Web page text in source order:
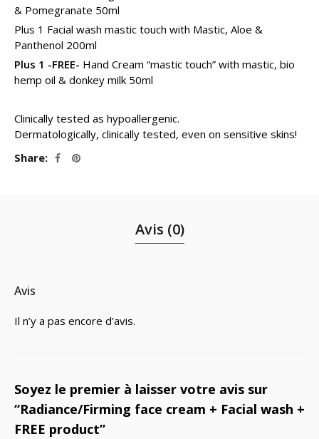
& Pomegranate 50ml
Plus 1 Facial wash mastic touch with Mastic, Aloe &
Panthenol 200ml
Plus 1 -FREE- Hand Cream “mastic touch” with mastic, bio
hemp oil & donkey milk 50ml
Clinically tested as hypoallergenic.
Dermatologically, clinically tested, even on sensitive skins!
Share
Avis (0)
Avis
Il n’y a pas encore d’avis.
Soyez le premier à laisser votre avis sur
“Radiance/Firming face cream + Facial wash +
FREE product”